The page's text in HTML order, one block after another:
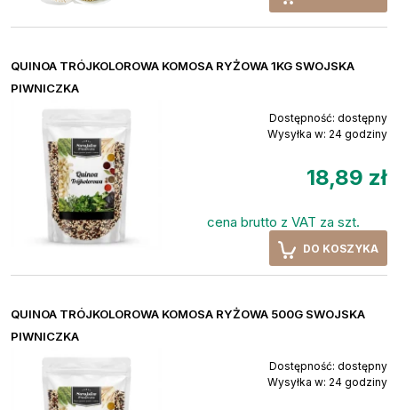
QUINOA TRÓJKOLOROWA KOMOSA RYŻOWA 1KG SWOJSKA
PIWNICZKA
Dostępność: dostępny
Wysyłka w: 24 godziny
18,89 zł
cena brutto z VAT za szt.
DO KOSZYKA
QUINOA TRÓJKOLOROWA KOMOSA RYŻOWA 500G SWOJSKA
PIWNICZKA
Dostępność: dostępny
Wysyłka w: 24 godziny